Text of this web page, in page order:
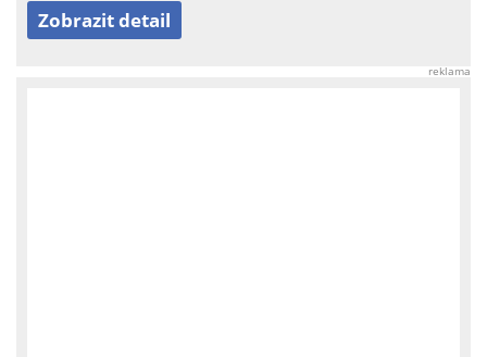
Zobrazit detail
reklama